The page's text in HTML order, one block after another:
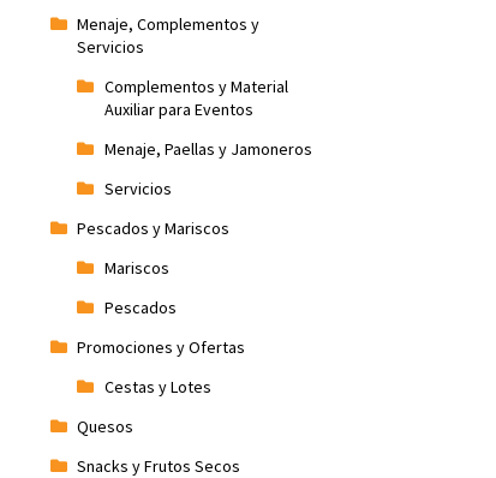
Menaje, Complementos y
Servicios
Complementos y Material
Auxiliar para Eventos
Menaje, Paellas y Jamoneros
Servicios
Pescados y Mariscos
Mariscos
Pescados
Promociones y Ofertas
Cestas y Lotes
Quesos
Snacks y Frutos Secos